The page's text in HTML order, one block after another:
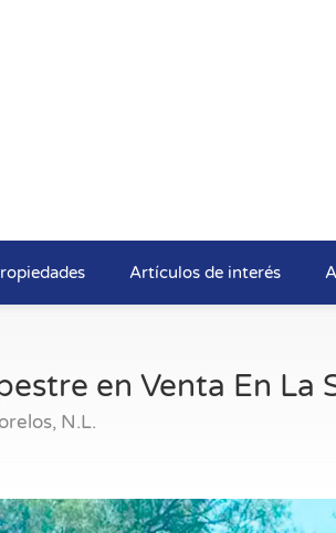
Artículos de interés
en Venta En La
N.L.